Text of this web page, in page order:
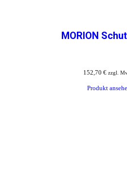
MORION
152,70 € zzgl.
Produkt